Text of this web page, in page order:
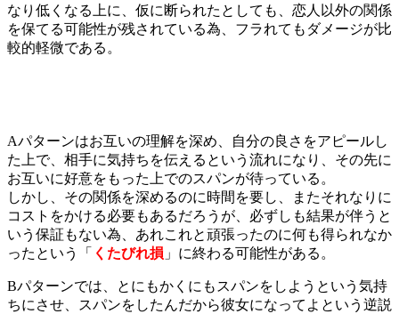
なり低くなる上に、仮に断られたとしても、恋人以外の関係
を保てる可能性が残されている為、フラれてもダメージが比
較的軽微である。
Aパターンはお互いの理解を深め、自分の良さをアピールし
た上で、相手に気持ちを伝えるという流れになり、その先に
お互いに好意をもった上でのスパンが待っている。
しかし、その関係を深めるのに時間を要し、またそれなりに
コストをかける必要もあるだろうが、必ずしも結果が伴うと
いう保証もない為、あれこれと頑張ったのに何も得られなか
ったという「 くたびれ損 」に終わる可能性がある。
Bパターンでは、とにもかくにもスパンをしようという気持
ちにさせ、スパンをしたんだから彼女になってよという逆説